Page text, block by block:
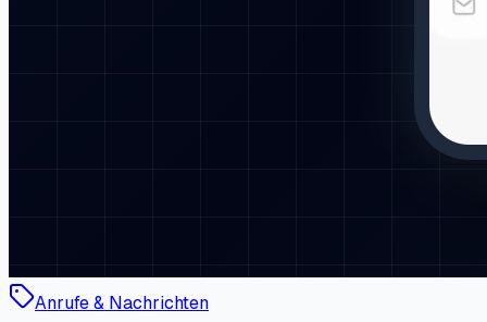
Anrufe & Nachrichten